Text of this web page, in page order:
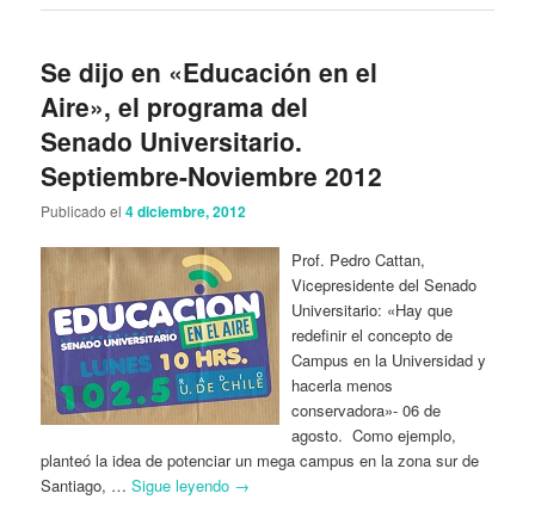
Se dijo en «Educación en el
Aire», el programa del
Senado Universitario.
Septiembre-Noviembre 2012
Publicado el4 diciembre, 2012
Prof. Pedro Cattan,
Vicepresidente del Senado
Universitario: «Hay que
redefinir el concepto de
Campus en la Universidad y
hacerla menos
conservadora»- 06 de
agosto. Como ejemplo,
planteó la idea de potenciar un mega campus en la zona sur de
Santiago, …Sigue leyendo →